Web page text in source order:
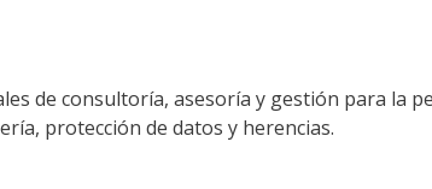
de consultoría, asesoría y gestión para la
protección de datos y herencias.